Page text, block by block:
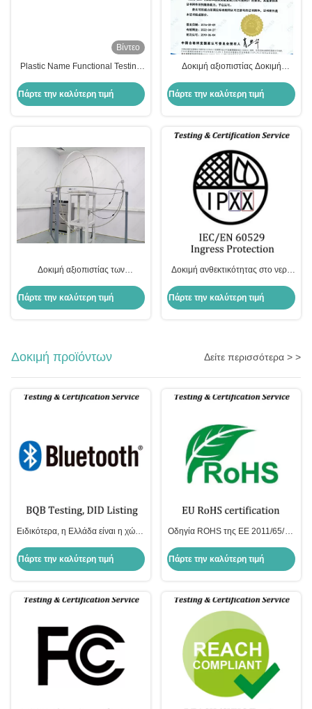
Βίντεο
Plastic Name Functional Testing
Testing
Πάρτε την καλύτερη τιμή
Δοκιμή αξιοπιστίας Δοκιμή
ταξινόμηση Σινουσοειδείς και
τυχαίες δονήσεις
Πάρτε την καλύτερη τιμή
Δοκιμή αξιοπιστίας των
δοκιμή πρόσκρουσης
Πάρτε την καλύτερη τιμή
Δοκιμή ανθεκτικότητας στο νερό
ηλεκτρονικά προϊόντα
Πάρτε την καλύτερη τιμή
Δοκιμή προϊόντων Δείτε περισσότερα > >
Ειδικότερα, η Ελλάδα είναι η χώρα
αριθμού των καταναλωτών.
Πάρτε την καλύτερη τιμή
Οδηγία ROHS της ΕΕ 2011/65/ΕΕ
Δοκιμή χημικών πλαστικών IEC
Πάρτε την καλύτερη τιμή